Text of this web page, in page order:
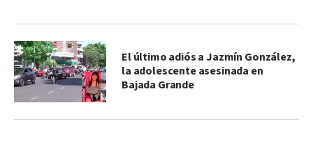
El último adiós a Jazmín González,
la adolescente asesinada en
Bajada Grande